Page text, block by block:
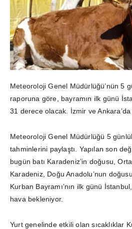
Meteoroloji Genel Müdürlüğü’nün 5
raporuna göre, bayramın ilk günü
31 derece olacak. İzmir ve
Meteoroloji Genel Müdürlüğü 5
tahminlerini paylaştı. Yapılan son
bugün batı Karadeniz’in doğusu,
Karadeniz, Doğu Anadolu’nun
Kurban Bayramı’nın ilk günü
hava bekleniyor.
Yurt genelinde etkili olan sıcaklıklar